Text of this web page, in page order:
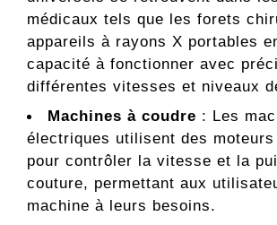
médicaux tels que les forets
appareils à rayons X portables
capacité à fonctionner avec
différentes vitesses et niveaux
Machines à coudre : Les
électriques utilisent des
pour contrôler la vitesse et la
couture, permettant aux
machine à leurs besoins.